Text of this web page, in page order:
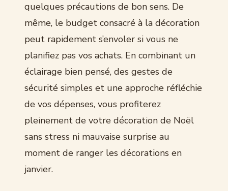
quelques précautions de bon sens. De
même, le budget consacré à la décoration
peut rapidement s’envoler si vous ne
planifiez pas vos achats. En combinant un
éclairage bien pensé, des gestes de
sécurité simples et une approche réfléchie
de vos dépenses, vous profiterez
pleinement de votre décoration de Noël
sans stress ni mauvaise surprise au
moment de ranger les décorations en
janvier.